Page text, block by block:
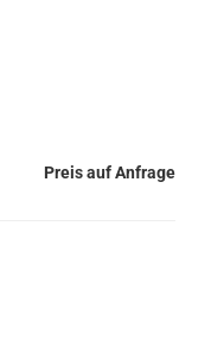
Preis auf Anfrage